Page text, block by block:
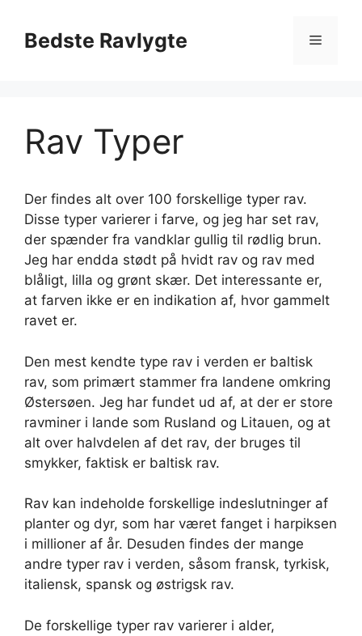
indholdBedste Ravlygte Menu
Rav Typer
Der findes alt over 100 forskellige typer rav.
Disse typer varierer i farve, og jeg har set rav,
der spænder fra vandklar gullig til rødlig brun.
Jeg har endda stødt på hvidt rav og rav med
blåligt, lilla og grønt skær. Det interessante er,
at farven ikke er en indikation af, hvor gammelt
ravet er.
Den mest kendte type rav i verden er baltisk
rav, som primært stammer fra landene omkring
Østersøen. Jeg har fundet ud af, at der er store
ravminer i lande som Rusland og Litauen, og at
alt over halvdelen af det rav, der bruges til
smykker, faktisk er baltisk rav.
Rav kan indeholde forskellige indeslutninger af
planter og dyr, som har været fanget i harpiksen
i millioner af år. Desuden findes der mange
andre typer rav i verden, såsom fransk, tyrkisk,
italiensk, spansk og østrigsk rav.
De forskellige typer rav varierer i alder,